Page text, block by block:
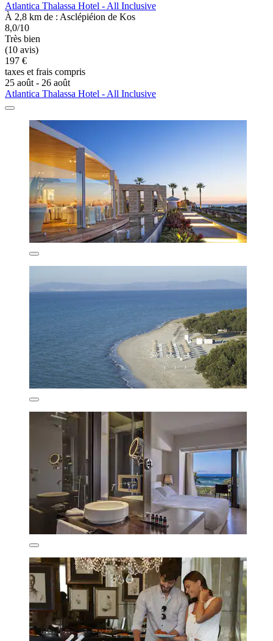
Atlantica Thalassa Hotel - All Inclusive
À 2,8 km de : Asclépiéion de Kos
8,0/10
Très bien
(10 avis)
197 €
taxes et frais compris
25 août - 26 août
Atlantica Thalassa Hotel - All Inclusive